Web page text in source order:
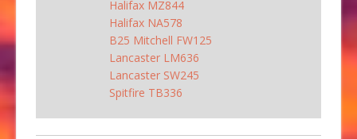
Halifax MZ844
Halifax NA578
B25 Mitchell FW125
Lancaster LM636
Lancaster SW245
Spitfire TB336